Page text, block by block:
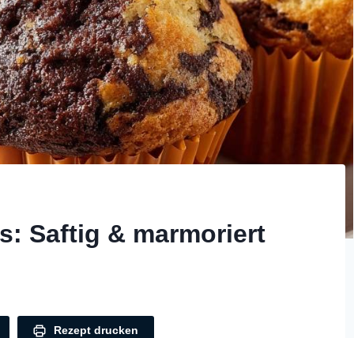
Saftig & marmoriert
Rezept drucken